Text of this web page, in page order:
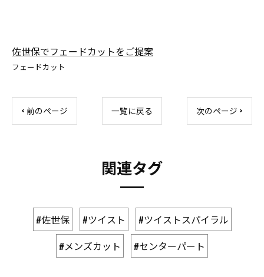
佐世保でフェードカットをご提案
フェードカット
< 前のページ 一覧に戻る 次のページ >
関連タグ
#佐世保 #ツイスト
#ツイストスパイラル
#メンズカット
#センターパート